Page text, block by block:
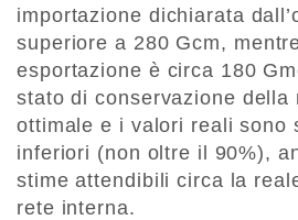
importazione dichiarata
superiore a 280 Gcm,
esportazione è circa 180
stato di conservazione della
ottimale e i valori reali sono
inferiori (non oltre il 90%),
stime attendibili circa la
rete interna.